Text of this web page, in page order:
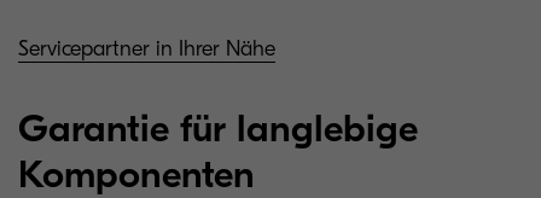
Servicepartner in Ihrer Nähe
Garantie für langlebige
Komponenten